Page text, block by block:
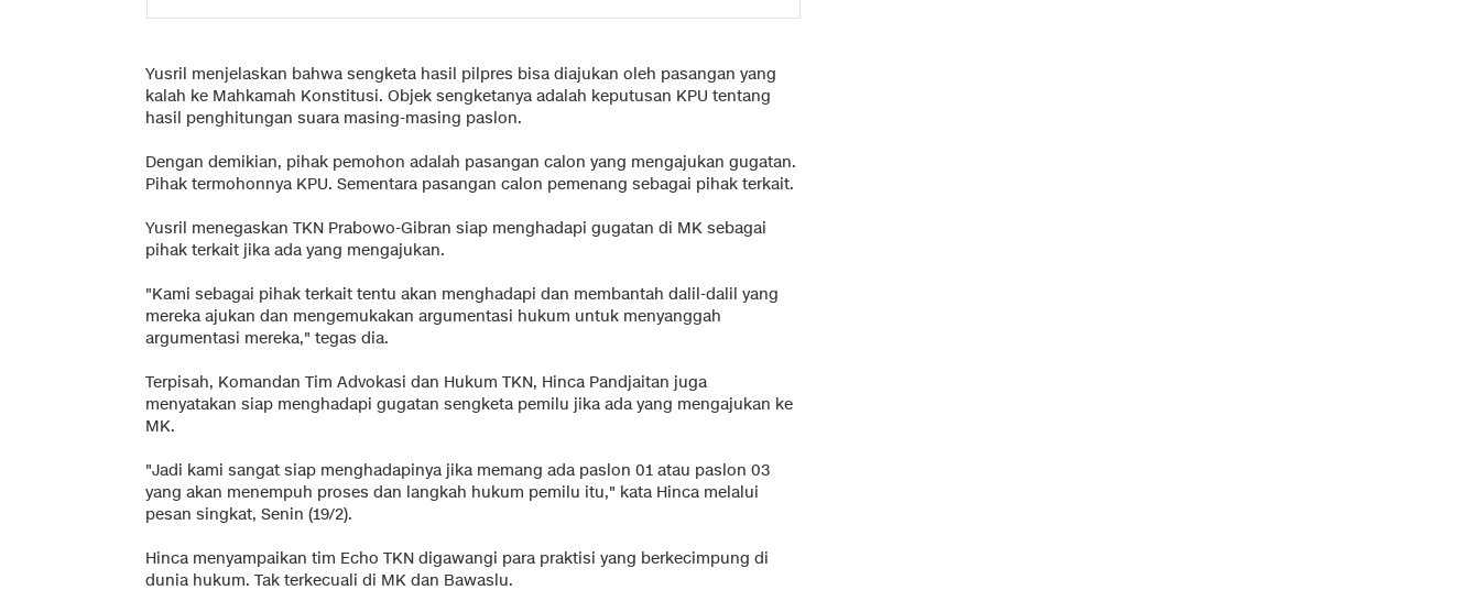
Yusril menjelaskan bahwa sengketa hasil pilpres bisa diajukan oleh pasangan yang
kalah ke Mahkamah Konstitusi. Objek sengketanya adalah keputusan KPU tentang
hasil penghitungan suara masing-masing paslon.
Dengan demikian, pihak pemohon adalah pasangan calon yang mengajukan gugatan.
Pihak termohonnya KPU. Sementara pasangan calon pemenang sebagai pihak terkait.
Yusril menegaskan TKN Prabowo-Gibran siap menghadapi gugatan di MK sebagai
pihak terkait jika ada yang mengajukan.
"Kami sebagai pihak terkait tentu akan menghadapi dan membantah dalil-dalil yang
mereka ajukan dan mengemukakan argumentasi hukum untuk menyanggah
argumentasi mereka," tegas dia.
Terpisah, Komandan Tim Advokasi dan Hukum TKN, Hinca Pandjaitan juga
menyatakan siap menghadapi gugatan sengketa pemilu jika ada yang mengajukan ke
MK.
"Jadi kami sangat siap menghadapinya jika memang ada paslon 01 atau paslon 03
yang akan menempuh proses dan langkah hukum pemilu itu," kata Hinca melalui
pesan singkat, Senin (19/2).
Hinca menyampaikan tim Echo TKN digawangi para praktisi yang berkecimpung di
dunia hukum. Tak terkecuali di MK dan Bawaslu.